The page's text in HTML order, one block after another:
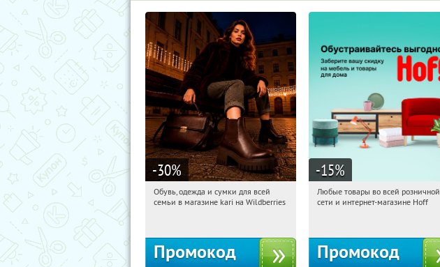
-30%
21:33:34
Получи первым!
Обувь, одежда и сумки для всей
семьи в магазине kari на Wildberries
Промокод
-15%
21:33:34 Получили:
Любые товары во всей розничной
сети и интернет-магазине Hoff
Промокод